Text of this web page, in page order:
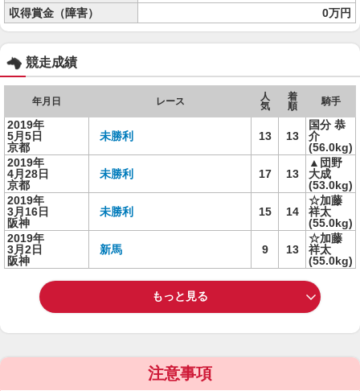
収得賞金（障害）
0万円
競走成績
年月日 レース
人
気
着
順
騎手
2019年
5月5日
京都
未勝利 13 13
国分 恭
介
(56.0kg)
2019年
4月28日
京都
未勝利 17 13
▲団野
大成
(53.0kg)
2019年
3月16日
阪神
未勝利 15 14
☆加藤
祥太
(55.0kg)
2019年
3月2日
阪神
新馬 9 13
☆加藤
祥太
(55.0kg)
もっと見る
注意事項